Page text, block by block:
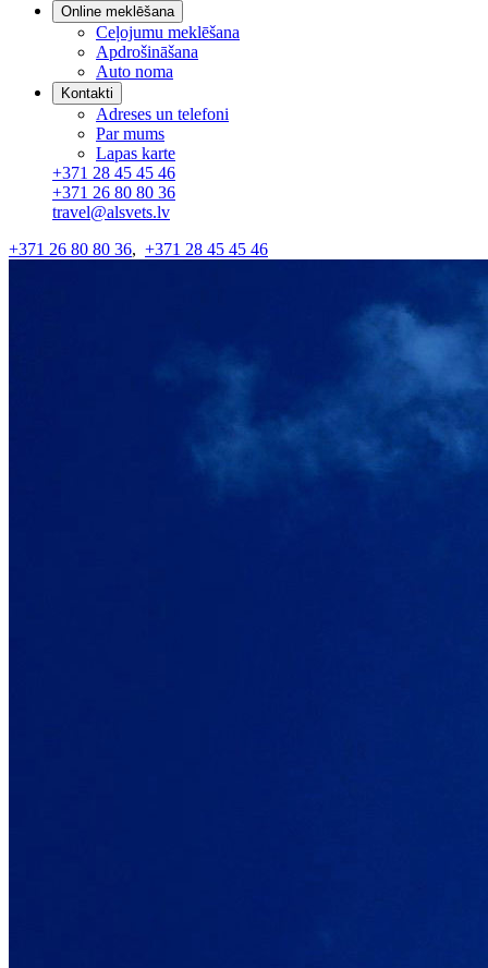
Online meklēšana
Ceļojumu meklēšana
Apdrošināšana
Auto noma
Kontakti
Adreses un telefoni
Par mums
Lapas karte
+371 28 45 45 46
+371 26 80 80 36
travel@alsvets.lv
+371 26 80 80 36, +371 28 45 45 46